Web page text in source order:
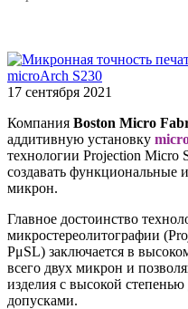
17 сентября 2021
Компания Boston Micro
аддитивную установку
технологии Projection Micro
создавать функциональные
микрон.
Главное достоинство
микростереолитографии
PμSL) заключается в
всего двух микрон и
изделия с высокой
допусками.